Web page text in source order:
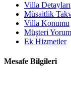
Villa Detayları
Müsaitlik
Villa Konumu
Müşteri
Ek Hizmetler
Mesafe Bilgileri